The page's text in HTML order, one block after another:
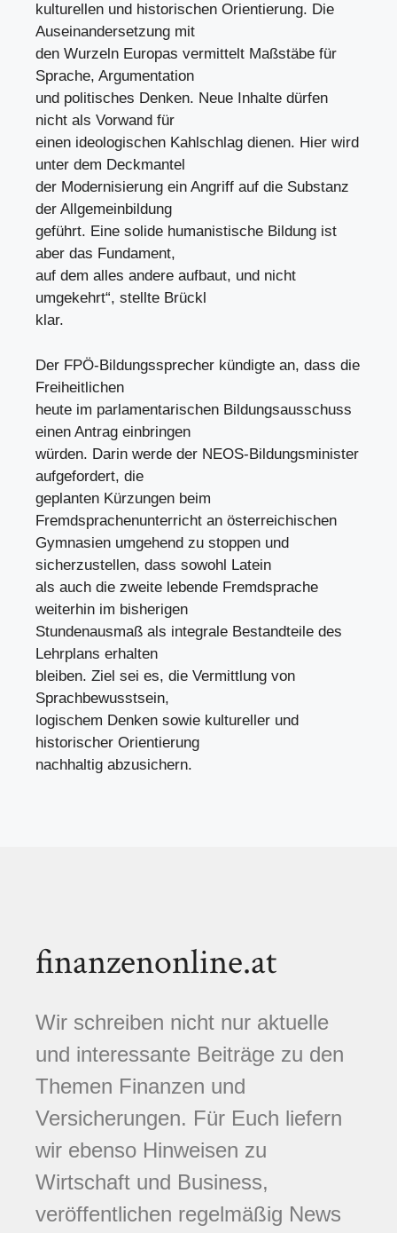
kulturellen und historischen Orientierung. Die
Auseinandersetzung mit
den Wurzeln Europas vermittelt Maßstäbe für
Sprache, Argumentation
und politisches Denken. Neue Inhalte dürfen
nicht als Vorwand für
einen ideologischen Kahlschlag dienen. Hier wird
unter dem Deckmantel
der Modernisierung ein Angriff auf die Substanz
der Allgemeinbildung
geführt. Eine solide humanistische Bildung ist
aber das Fundament,
auf dem alles andere aufbaut, und nicht
umgekehrt“, stellte Brückl
klar.
Der FPÖ-Bildungssprecher kündigte an, dass die
Freiheitlichen
heute im parlamentarischen Bildungsausschuss
einen Antrag einbringen
würden. Darin werde der NEOS-Bildungsminister
aufgefordert, die
geplanten Kürzungen beim
Fremdsprachenunterricht an österreichischen
Gymnasien umgehend zu stoppen und
sicherzustellen, dass sowohl Latein
als auch die zweite lebende Fremdsprache
weiterhin im bisherigen
Stundenausmaß als integrale Bestandteile des
Lehrplans erhalten
bleiben. Ziel sei es, die Vermittlung von
Sprachbewusstsein,
logischem Denken sowie kultureller und
historischer Orientierung
nachhaltig abzusichern.
finanzenonline.at
Wir schreiben nicht nur aktuelle
und interessante Beiträge zu den
Themen Finanzen und
Versicherungen. Für Euch liefern
wir ebenso Hinweisen zu
Wirtschaft und Business,
veröffentlichen regelmäßig News